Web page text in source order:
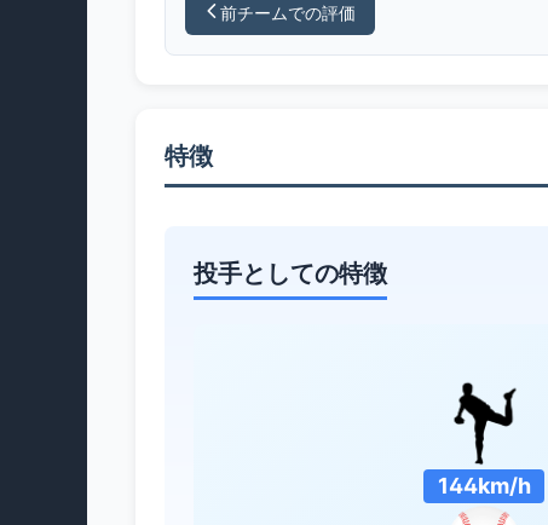
前チームでの評価
特徴
投手としての特徴
144km/h